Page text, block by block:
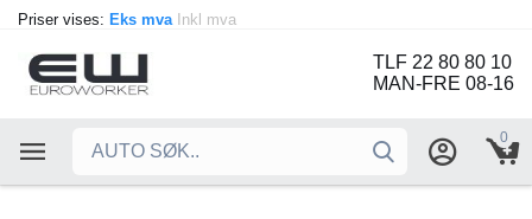
Priser vises: Eks mva Inkl mva
TLF 22 80 80 10
MAN-FRE 08-16
0